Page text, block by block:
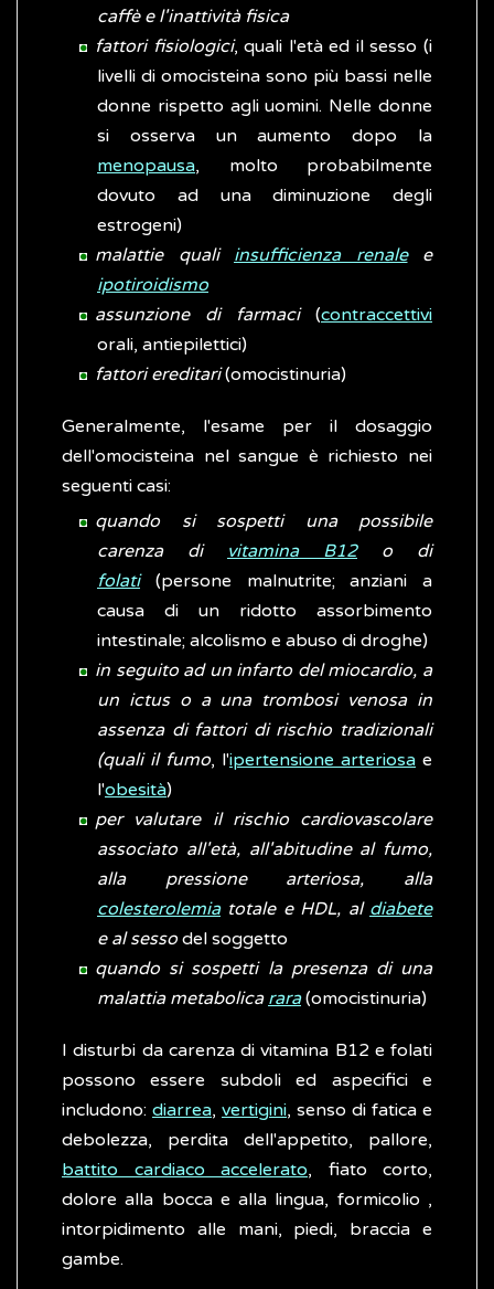
caffè e l'inattività fisica
fattori fisiologici, quali l'età ed il sesso (i
livelli di omocisteina sono più bassi nelle
donne rispetto agli uomini. Nelle donne
si osserva un aumento dopo la
menopausa, molto probabilmente
dovuto ad una diminuzione degli
estrogeni)
malattie quali insufficienza renalee
ipotiroidismo
assunzione di farmaci(contraccettivi
orali, antiepilettici)
fattori ereditari(omocistinuria)
Generalmente, l'esame per il dosaggio
dell'omocisteina nel sangue è richiesto nei
seguenti casi:
quando si sospetti una possibile
carenza di vitamina B12o di
folati(persone malnutrite; anziani a
causa di un ridotto assorbimento
intestinale; alcolismo e abuso di droghe)
in seguito ad un infarto del miocardio, a
un ictus o a una trombosi venosa in
assenza di fattori di rischio tradizionali
(quali il fumo, l'ipertensione arteriosa e
l'obesità)
per valutare il rischio cardiovascolare
associato all'età, all'abitudine al fumo,
alla pressione arteriosa, alla
colesterolemiatotale e HDL, al diabete
e al sessodel soggetto
quando si sospetti la presenza di una
malattia metabolica rara(omocistinuria)
I disturbi da carenza di vitamina B12 e folati
possono essere subdoli ed aspecifici e
includono: diarrea, vertigini, senso di fatica e
debolezza, perdita dell'appetito, pallore,
battito cardiaco accelerato, fiato corto,
dolore alla bocca e alla lingua, formicolio ,
intorpidimento alle mani, piedi, braccia e
gambe.